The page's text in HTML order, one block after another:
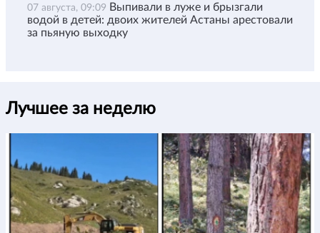
07 августа, 09:09 Выпивали в луже и брызгали
водой в детей: двоих жителей Астаны арестовали
за пьяную выходку
Лучшее за неделю